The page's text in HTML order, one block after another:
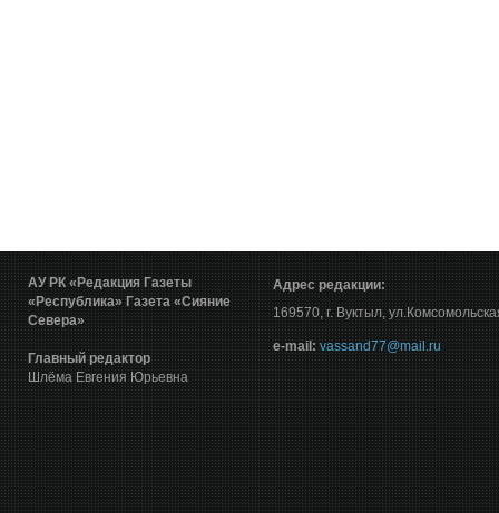
АУ РК «Редакция Газеты
«Республика» Газета «Сияние
Севера»
Главный редактор
Шлёма Евгения Юрьевна
Адрес редакции:
169570, г. Вуктыл,
е-mail: vassand77@mail.ru